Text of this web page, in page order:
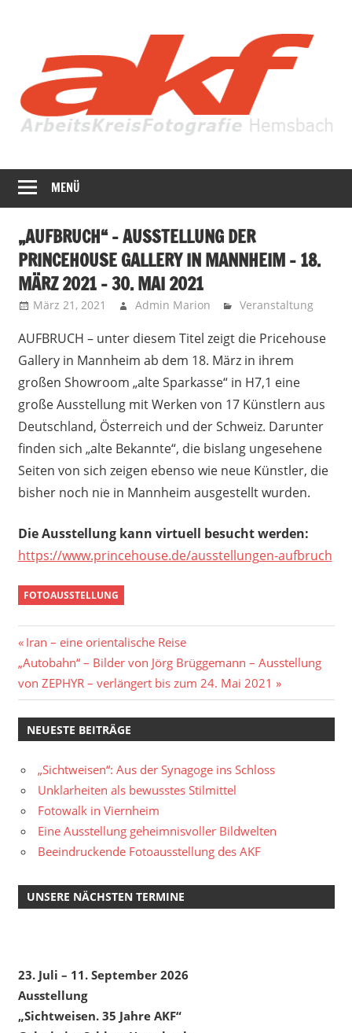
AKF
Hemsbach
in
ihrer
Vielfalt
MENÜ
„AUFBRUCH“ – AUSSTELLUNG DER
PRINCEHOUSE GALLERY IN MANNHEIM – 18.
MÄRZ 2021 – 30. MAI 2021
März 21, 2021 Admin Marion Veranstaltung
AUFBRUCH – unter diesem Titel zeigt die Pricehouse
Gallery in Mannheim ab dem 18. März in ihrem
großen Showroom „alte Sparkasse“ in H7,1 eine
große Ausstellung mit Werken von 17 Künstlern aus
Deutschland, Österreich und der Schweiz. Darunter
finden sich „alte Bekannte“, die bislang ungesehene
Seiten von sich zeigen ebenso wie neue Künstler, die
bisher noch nie in Mannheim ausgestellt wurden.
Die Ausstellung kann virtuell besucht werden:
https://www.princehouse.de/ausstellungen-aufbruch
FOTOAUSSTELLUNG
Beitragsnavigation
Vorheriger
Beitrag:
Iran – eine orientalische Reise
Nächster
Beitrag:
„Autobahn“ – Bilder von Jörg Brüggemann – Ausstellung
von ZEPHYR – verlängert bis zum 24. Mai 2021
NEUESTE BEITRÄGE
„Sichtweisen“: Aus der Synagoge ins Schloss
Unklarheiten als bewusstes Stilmittel
Fotowalk in Viernheim
Eine Ausstellung geheimnisvoller Bildwelten
Beeindruckende Fotoausstellung des AKF
UNSERE NÄCHSTEN TERMINE
23. Juli – 11. September 2026
Ausstellung
„Sichtweisen. 35 Jahre AKF“